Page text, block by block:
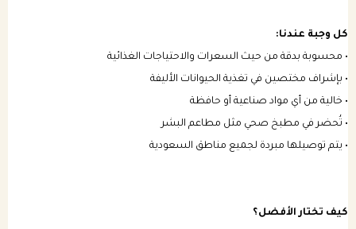
كل وجبة عندنا:
• محسوبة بدقة من حيث السعرات والاحتياجات الغذائية
• بإشراف مختصين في تغذية الحيوانات الأليفة
• خالية من أي مواد صناعية أو حافظة
• تُحضر في مطبخ صحي مثل مطاعم البشر
• يتم توصيلها مبردة لجميع مناطق السعودية
كيف تختار الأفضل؟